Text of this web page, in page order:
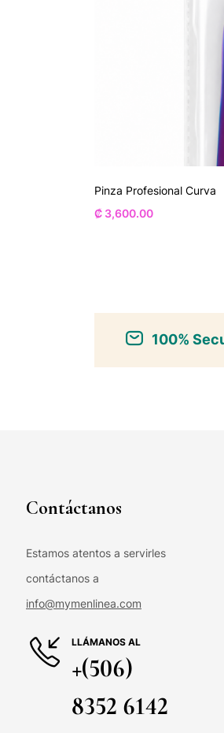
Pinza Profesional Curva
₡ 3,600.00
100%
Contáctanos
Estamos atentos a servirles
contáctanos a
info@mymenlinea.com
LLÁMANOS AL
+(506)
8352 6142